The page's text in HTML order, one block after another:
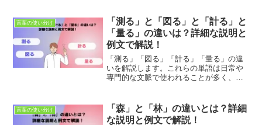
ションを目指します。
言葉の使い分け
「測る」と「図る」と「計る」と
「量る」の違いは？詳細な説明と
例文で解説！
「測る」「図る」「計る」「量る」の違
いを解説します。これらの単語は日常や
専門的な文脈で使われることが多く、そ
使用方法と具体的な使用例を提供し、日
本語の表現力を向上させるお手伝いをし
言葉の使い分け
「森」と「林」の違いとは？詳細
な説明と例文で解説！